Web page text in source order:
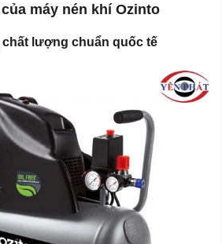
máy nén khí Ozinto
lượng chuẩn quốc tế